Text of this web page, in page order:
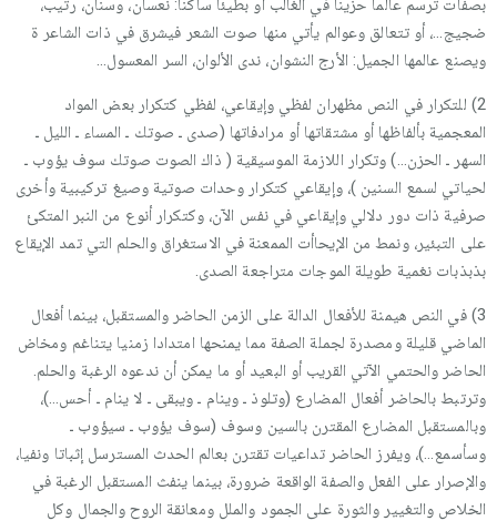
بصفات ترسم عالما حزينا في الغالب أو بطيئا ساكنا: نعسان، وسنان، رتيب،
ضجيج…، أو تتعالق وعوالم يأتي منها صوت الشعر فيشرق في ذات الشاعر ة
ويصنع عالمها الجميل: الأرج النشوان، ندى الألوان، السر المعسول…
2) للتكرار في النص مظهران لفظي وإيقاعي، لفظي كتكرار بعض المواد
المعجمية بألفاظها أو مشتقاتها أو مرادفاتها (صدى ـ صوتك ـ المساء ـ الليل ـ
السهر ـ الحزن…) وتكرار اللازمة الموسيقية ( ذاك الصوت صوتك سوف يؤوب ـ
لحياتي لسمع السنين )، وإيقاعي كتكرار وحدات صوتية وصيغ تركيبية وأخرى
صرفية ذات دور دلالي وإيقاعي في نفس الآن، وكتكرار أنوع من النبر المتكئ
على التبئير، ونمط من الإيحاأت الممعنة في الاستغراق والحلم التي تمد الإيقاع
بذبذبات نغمية طويلة الموجات متراجعة الصدى.
3) في النص هيمنة للأفعال الدالة على الزمن الحاضر والمستقبل، بينما أفعال
الماضي قليلة ومصدرة لجملة الصفة مما يمنحها امتدادا زمنيا يتناغم ومخاض
الحاضر والحتمي الآتي القريب أو البعيد أو ما يمكن أن ندعوه الرغبة والحلم.
وترتبط بالحاضر أفعال المضارع (وتلوذ ـ وينام ـ ويبقى ـ لا ينام ـ أحس…)،
وبالمستقبل المضارع المقترن بالسين وسوف (سوف يؤوب ـ سيؤوب ـ
وسأسمع…)، ويفرز الحاضر تداعيات تقترن بعالم الحدث المسترسل إثباتا ونفيا،
والإصرار على الفعل والصفة الواقعة ضرورة، بينما ينفث المستقبل الرغبة في
الخلاص والتغيير والثورة على الجمود والملل ومعانقة الروح والجمال وكل